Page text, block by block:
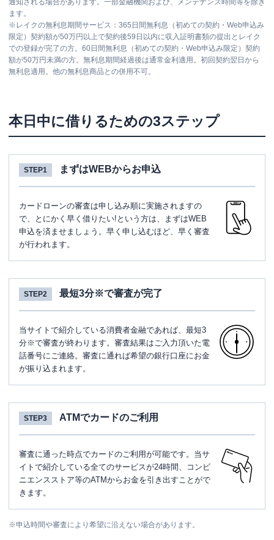
通知される場合があります。一部金融機関および、メンテナンス時間等を除き
ます。
※ レイクの無利息期間サービス：365日間無利息（初めての契約・Web申込み
限定）契約額が50万円以上で契約後59日以内に収入証明書類の提出とレイク
での登録が完了の方。60日間無利息（初めての契約・Web申込み限定）契約
額が50万円未満の方。無利息期間経過後は通常金利適用。初回契約翌日から
無利息適用。他の無利息商品との併用不可。
本日中に借りるための3ステップ
STEP1 まずはWEBからお申込
カードローンの審査は申し込み順に実施されますの
で、とにかく早く借りたい!という方は、まずはWEB
申込を済ませましょう。早く申し込むほど、早く審査
が行われます。
STEP2 最短3分※で審査が完了
当サイトで紹介している消費者金融であれば、最短3
分※で審査が終わります。審査結果はご入力頂いた電
話番号にご連絡。審査に通れば希望の銀行口座にお金
が振り込まれます。
STEP3 ATMでカードのご利用
審査に通った時点でカードのご利用が可能です。当サ
イトで紹介している全てのサービスが24時間、コンビ
ニエンスストア等のATMからお金を引き出すことがで
きます。
※申込時間や審査により希望に沿えない場合があります。